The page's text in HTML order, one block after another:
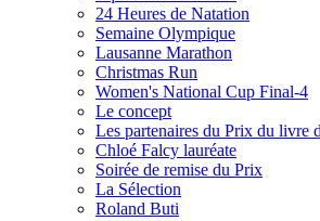
24 Heures de Natation
Semaine Olympique
Lausanne Marathon
Christmas Run
Women's National Cup Final-4
Le concept
Les partenaires du Prix du livre
Chloé Falcy lauréate
Soirée de remise du Prix
La Sélection
Roland Buti